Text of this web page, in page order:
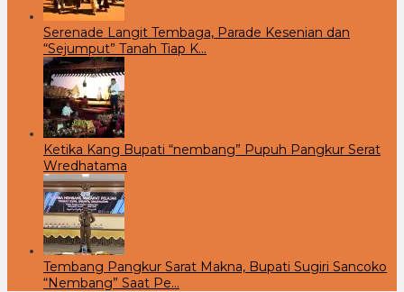
Serenade Langit Tembaga, Parade Kesenian dan
“Sejumput” Tanah Tiap K…
Ketika Kang Bupati “nembang” Pupuh Pangkur Serat
Wredhatama
Tembang Pangkur Sarat Makna, Bupati Sugiri Sancoko
“Nembang” Saat Pe…